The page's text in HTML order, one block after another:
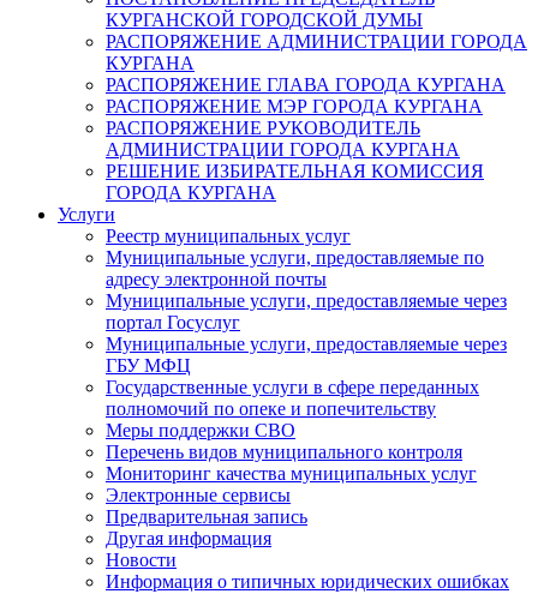
КУРГАНСКОЙ ГОРОДСКОЙ ДУМЫ
РАСПОРЯЖЕНИЕ АДМИНИСТРАЦИИ ГОРОДА
КУРГАНА
РАСПОРЯЖЕНИЕ ГЛАВА ГОРОДА КУРГАНА
РАСПОРЯЖЕНИЕ МЭР ГОРОДА КУРГАНА
РАСПОРЯЖЕНИЕ РУКОВОДИТЕЛЬ
АДМИНИСТРАЦИИ ГОРОДА КУРГАНА
РЕШЕНИЕ ИЗБИРАТЕЛЬНАЯ КОМИССИЯ
ГОРОДА КУРГАНА
Услуги
Реестр муниципальных услуг
Муниципальные услуги, предоставляемые по
адресу электронной почты
Муниципальные услуги, предоставляемые через
портал Госуслуг
Муниципальные услуги, предоставляемые через
ГБУ МФЦ
Государственные услуги в сфере переданных
полномочий по опеке и попечительству
Меры поддержки СВО
Перечень видов муниципального контроля
Мониторинг качества муниципальных услуг
Электронные сервисы
Предварительная запись
Другая информация
Новости
Информация о типичных юридических ошибках